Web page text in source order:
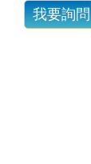
我要詢問